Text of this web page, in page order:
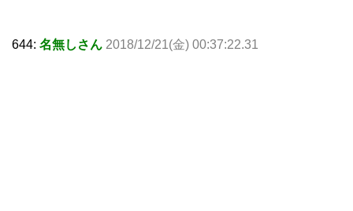
644: 名無しさん 2018/12/21(金) 00:37:22.31